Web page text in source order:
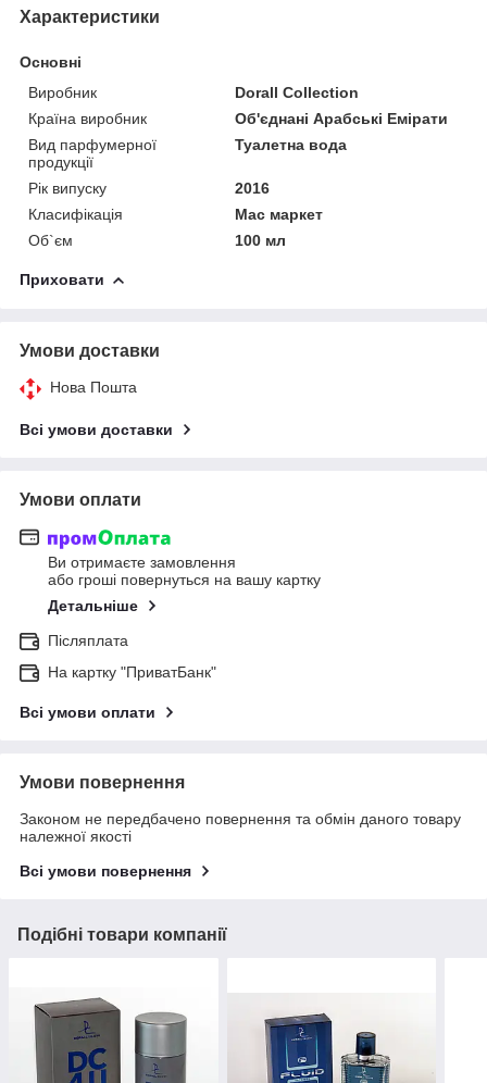
Характеристики
Основні
Виробник
Dorall Collection
Країна виробник
Об'єднані Арабські Емірати
Вид парфумерної
продукції
Туалетна вода
Рік випуску
2016
Класифікація
Мас маркет
Об`єм
100 мл
Приховати
Умови доставки
Нова Пошта
Всі умови доставки
Умови оплати
Ви отримаєте замовлення
або гроші повернуться на вашу картку
Детальніше
Післяплата
На картку "ПриватБанк"
Всі умови оплати
Умови повернення
Законом не передбачено повернення та обмін даного товару
належної якості
Всі умови повернення
Подібні товари компанії